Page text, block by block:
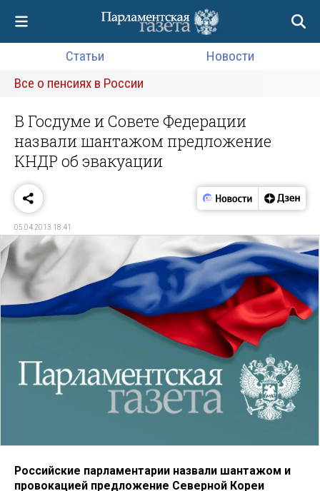
Статьи
Новости
Все о пенсиях в России
В Госдуме и Совете Федерации
назвали шантажом предложение
КНДР об эвакуации
05.04.2013 18:41
Российские парламентарии назвали шантажом и
провокацией предложение Северной Кореи